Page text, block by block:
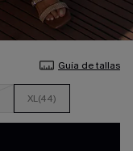
Guía de tallas
XL(44)